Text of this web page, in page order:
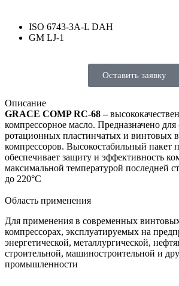
ISO 6743-3A-L DAH
GM LJ-1
Оставить заявку
Описание
GRACE COMP RC-68 –
компрессорное масло. Предназначено
ротационных пластинчатых и винтовых
компрессоров. Высокостабильный пакет
обеспечивает защиту и эффективность
максимальной температурой последней
до 220°С
Область применения
Для применения в современных
компрессорах, эксплуатируемых на
энергетической, металлургической,
строительной, машиностроительной и
промышленности